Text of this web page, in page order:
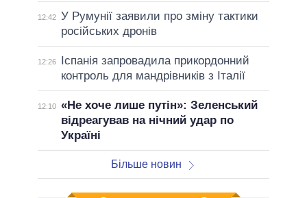
12:42 У Румунії заявили про зміну тактики
російських дронів
12:26
Іспанія запровадила прикордонний
контроль для мандрівників з Італії
12:10 «Не хоче лише путін»: Зеленський
відреагував на нічний удар по
Україні
Більше новин